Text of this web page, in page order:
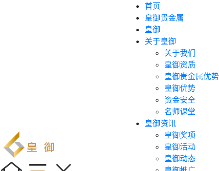
首页
皇御贵金属
皇御
关于皇御
关于我们
皇御资质
皇御贵金属优势
皇御优势
资金安全
名师课堂
皇御资讯
皇御奖项
皇御活动
皇御动态